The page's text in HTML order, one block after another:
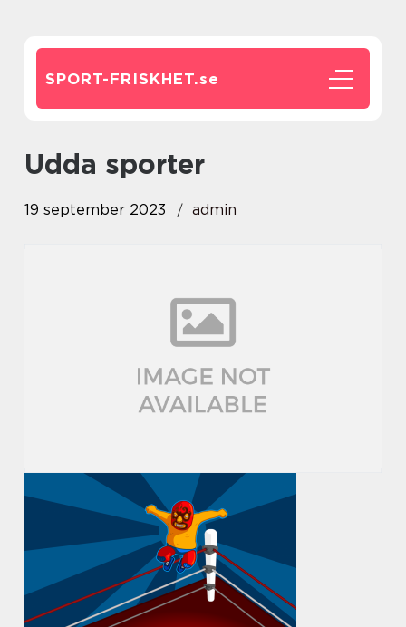
SPORT-FRISKHET.se
udda sporter
19 september 2023 admin